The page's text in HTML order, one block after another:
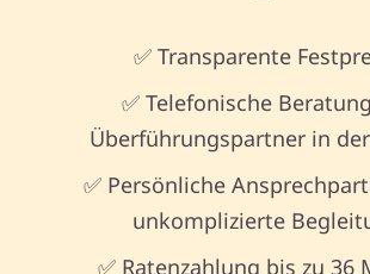
✅ Transparente
✅ Telefonische
Überführungspartner in
✅ Persönliche
unkomplizierte
✅ Ratenzahlung bis zu 36